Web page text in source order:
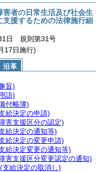
害者の日常生活及び社会生
支援するための法律施行細
日 規則第31号
17日施行)
沿革
旨)
語)
付帳簿)
給決定の申請)
害支援区分の認定)
給決定の通知等)
給決定の変更申請)
給決定変更の通知等)
害支援区分変更認定の通知)
(支給決定の取消し)